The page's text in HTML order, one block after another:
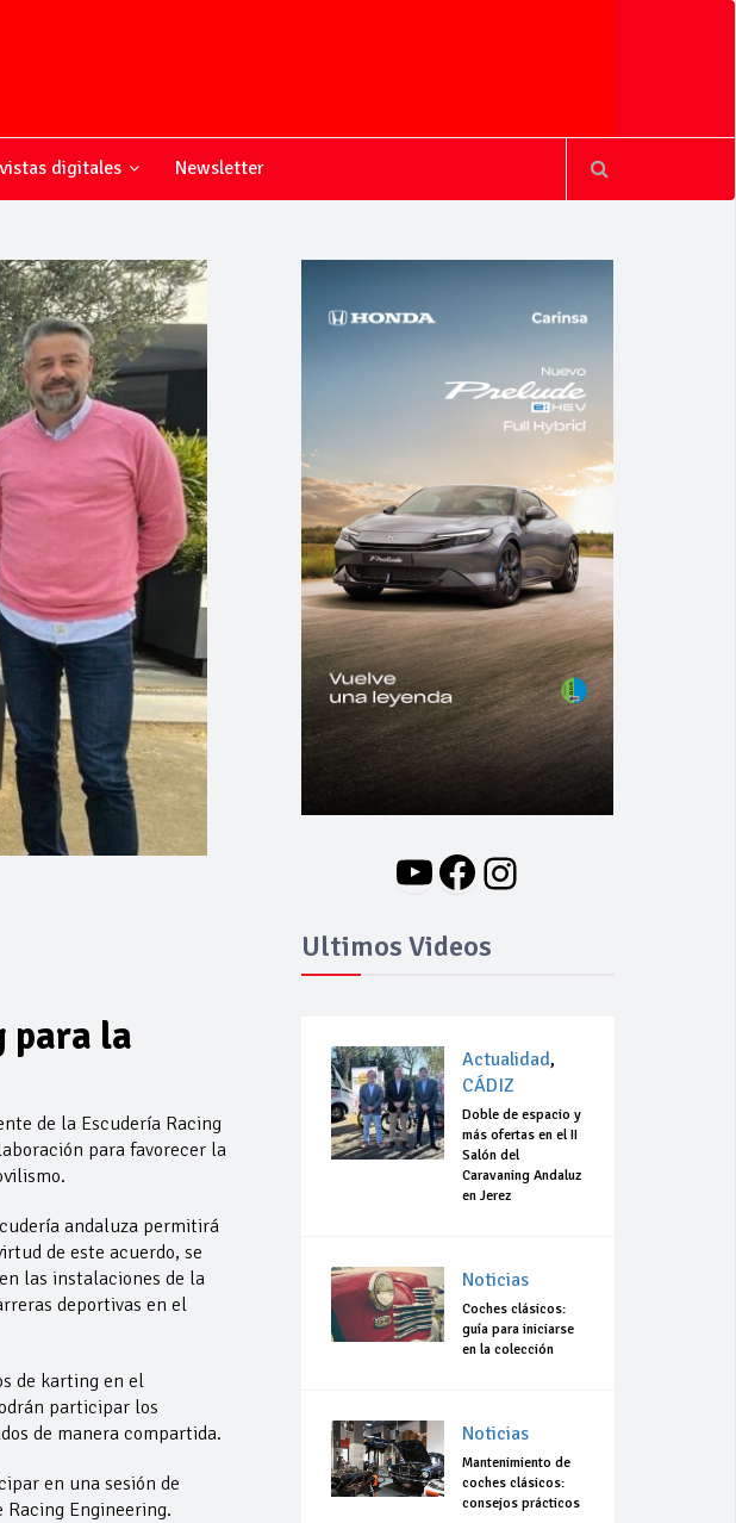
digitales Newsletter
para la
de la Escudería Racing
para favorecer la
andaluza permitirá
de este acuerdo, se
las instalaciones de la
deportivas en el
de karting en el
participar los
de manera compartida.
en una sesión de
Racing Engineering.
YouTube
Facebook
Instagram
Ultimos Videos
Actualidad,
CÁDIZ
Doble de espacio y
más ofertas en el II
Salón del
Caravaning Andaluz
en Jerez
Noticias
Coches clásicos:
guía para iniciarse
en la colección
Noticias
Mantenimiento de
coches clásicos:
consejos prácticos